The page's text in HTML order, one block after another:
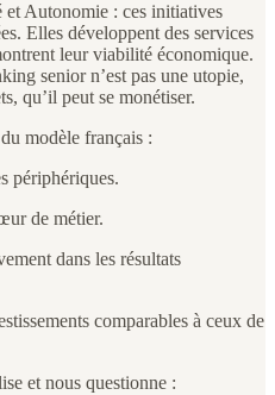
Autonomie : ces initiatives
Elles développent des services
leur viabilité économique.
senior n’est pas une utopie,
qu’il peut se monétiser.
modèle français :
périphériques.
de métier.
dans les résultats
comparables à ceux de
et nous questionne :